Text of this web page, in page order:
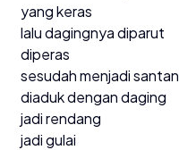
yang keras
lalu dagingnya diparut
diperas
sesudah menjadi santan
diaduk dengan daging
jadi rendang
jadi gulai